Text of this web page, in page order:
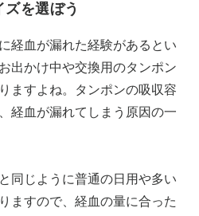
を選ぼう
経血が漏れた経験があるとい
出かけ中や交換用のタンポン
ますよね。タンポンの吸収容
経血が漏れてしまう原因の一
同じように普通の日用や多い
ますので、経血の量に合った